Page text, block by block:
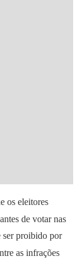
os eleitores
antes de votar nas
ser proibido por
as infrações